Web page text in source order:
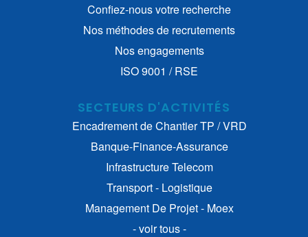
Confiez-nous votre recherche
Nos méthodes de recrutements
Nos engagements
ISO 9001 / RSE
SECTEURS D'ACTIVITÉS
Encadrement de Chantier TP / VRD
Banque-Finance-Assurance
Infrastructure Telecom
Transport - Logistique
Management De Projet - Moex
- voir tous -